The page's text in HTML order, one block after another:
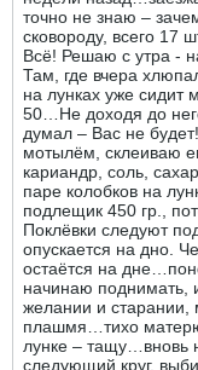
точно не знаю –
сковороду, всего 17
Всё! Решаю с утра -
Там, где вчера
на лунках уже сидит
50…Не доходя до
думал – Вас не
мотылём, склеиваю
кариандр, соль,
паре колобков на
подлещик 450 гр.,
Поклёвки следуют
опускается на дно.
остаётся на
начинаю поднимать,
желании и
плашмя…тихо
лунке – тащу…вновь
следующий круг,